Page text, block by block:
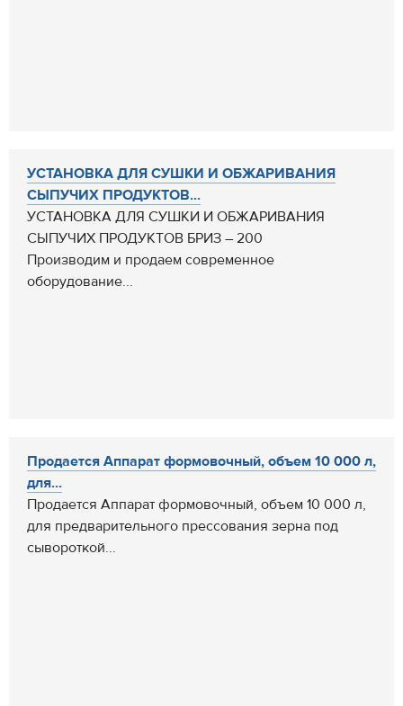
УСТАНОВКА ДЛЯ СУШКИ И ОБЖАРИВАНИЯ
СЫПУЧИХ ПРОДУКТОВ...
УСТАНОВКА ДЛЯ СУШКИ И ОБЖАРИВАНИЯ
СЫПУЧИХ ПРОДУКТОВ БРИЗ – 200
Производим и продаем современное
оборудование...
Продается Аппарат формовочный, объем 10 000 л,
для...
Продается Аппарат формовочный, объем 10 000 л,
для предварительного прессования зерна под
сывороткой...